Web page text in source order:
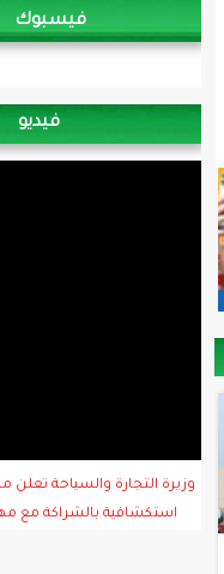
فيسبوك
فيديو
وزيرة التجارة والسياحة تعلن
استكشافية بالشراكة مع